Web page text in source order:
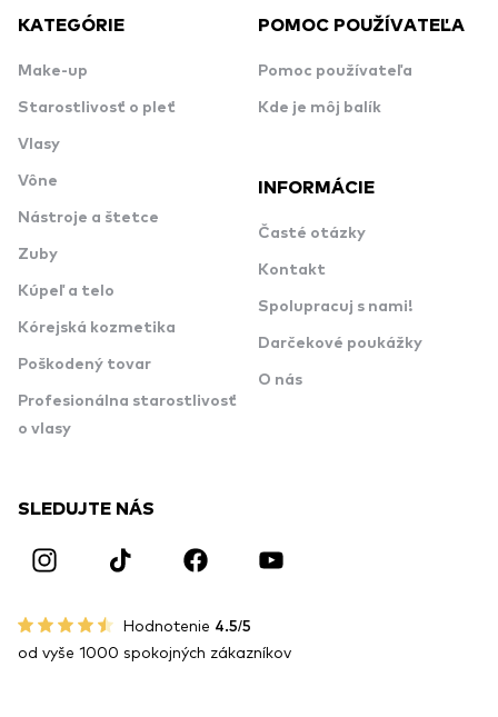
KATEGÓRIE
Make-up
Starostlivosť o pleť
Vlasy
Vône
Nástroje a štetce
Zuby
Kúpeľ a telo
Kórejská kozmetika
Poškodený tovar
Profesionálna starostlivosť
o vlasy
POMOC POUŽÍVATEĽA
Pomoc používateľa
Kde je môj balík
INFORMÁCIE
Časté otázky
Kontakt
Spolupracuj s nami!
Darčekové poukážky
O nás
SLEDUJTE NÁS
Hodnotenie 4.5/5
od vyše 1000 spokojných zákazníkov